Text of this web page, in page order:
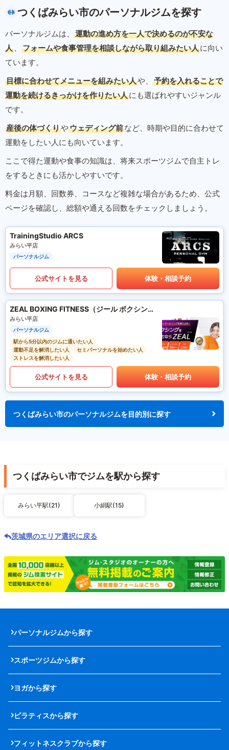
つくばみらい市のパーソナルジムを探す
パーソナルジムは、
運動の進め方を一人で決めるのが不安な
人 、 フォームや食事管理を相談しながら取り組みたい人に向い
ています。
目標に合わせてメニューを組みたい人や、
予約を入れることで
運動を続けるきっかけを作りたい人にも選ばれやすいジャンル
です。
産後の体づくりやウェディング前など、時期や目的に合わせて
運動をしたい人にも向いています。
ここで得た運動や食事の知識は、将来スポーツジムで自主トレ
をするときにも活かしやすいです。
料金は月額、回数券、コースなど複雑な場合があるため、公式
ページを確認し、総額や通える回数をチェックしましょう。
TrainingStudio ARCS
みらい平店
パーソナルジム
公式サイトを見る 体験・相談予約
ZEAL BOXING FITNESS（ジール ボクシング フィットネス）
みらい平店
パーソナルジム
駅から5分以内のジムに通いたい人
運動不足を解消したい人
セミパーソナルを始めたい人
ストレスを解消したい人
公式サイトを見る 体験・相談予約
つくばみらい市のパーソナルジムを目的別に探す
つくばみらい市でジムを駅から探す
みらい平駅(21) 小絹駅(15)
茨城県のエリア選択に戻る
パーソナルジムから探す
スポーツジムから探す
ヨガから探す
ピラティスから探す
フィットネスクラブから探す